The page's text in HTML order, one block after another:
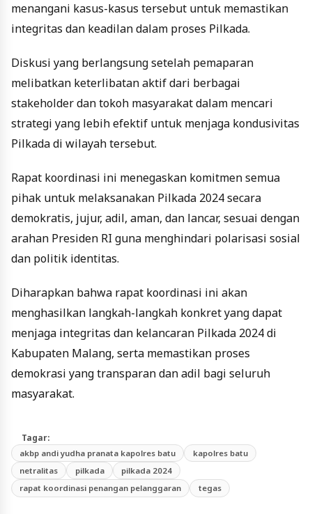
menangani kasus-kasus tersebut untuk memastikan
integritas dan keadilan dalam proses Pilkada.
Diskusi yang berlangsung setelah pemaparan
melibatkan keterlibatan aktif dari berbagai
stakeholder dan tokoh masyarakat dalam mencari
strategi yang lebih efektif untuk menjaga kondusivitas
Pilkada di wilayah tersebut.
Rapat koordinasi ini menegaskan komitmen semua
pihak untuk melaksanakan Pilkada 2024 secara
demokratis, jujur, adil, aman, dan lancar, sesuai dengan
arahan Presiden RI guna menghindari polarisasi sosial
dan politik identitas.
Diharapkan bahwa rapat koordinasi ini akan
menghasilkan langkah-langkah konkret yang dapat
menjaga integritas dan kelancaran Pilkada 2024 di
Kabupaten Malang, serta memastikan proses
demokrasi yang transparan dan adil bagi seluruh
masyarakat.
Tagar:
akbp andi yudha pranata kapolres batu
kapolres batu
netralitas
pilkada
pilkada 2024
rapat koordinasi penangan pelanggaran
tegas